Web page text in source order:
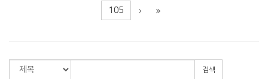
105
검색